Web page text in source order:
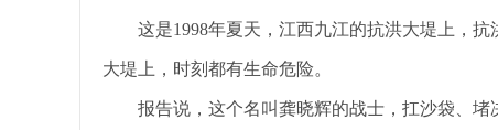
这是1998年夏天，江西九江的抗洪大堤上，
大堤上，时刻都有生命危险。
报告说，这个名叫龚晓辉的战士，扛沙袋、